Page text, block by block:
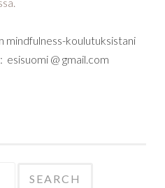
mindfulness-koulutuksistani
@ gmail.com